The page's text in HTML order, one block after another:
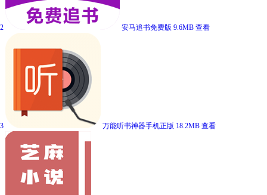
2 安马追书免费版 9.6MB 查看
3 万能听书神器手机正版 18.2MB 查看